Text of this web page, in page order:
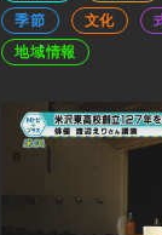
季節
文化
地域情報